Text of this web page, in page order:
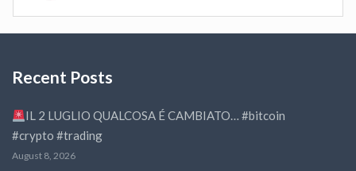
Recent Posts
IL 2 LUGLIO QUALCOSA É CAMBIATO… #bitcoin
#crypto #trading
August 8, 2026